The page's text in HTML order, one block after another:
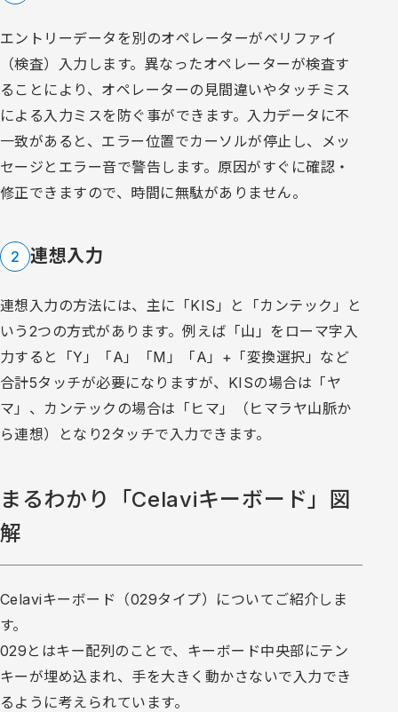
エントリーデータを別のオペレーターがベリファイ
（検査）入力します。異なったオペレーターが検査す
ることにより、オペレーターの見間違いやタッチミス
による入力ミスを防ぐ事ができます。入力データに不
一致があると、エラー位置でカーソルが停止し、メッ
セージとエラー音で警告します。原因がすぐに確認・
修正できますので、時間に無駄がありません。
2 連想入力
連想入力の方法には、主に「KIS」と「カンテック」と
いう2つの方式があります。例えば「山」をローマ字入
力すると「Y」「A」「M」「A」+「変換選択」など
合計5タッチが必要になりますが、KISの場合は「ヤ
マ」、カンテックの場合は「ヒマ」（ヒマラヤ山脈か
ら連想）となり2タッチで入力できます。
まるわかり「Celaviキーボード」図
解
Celaviキーボード（029タイプ）についてご紹介しま
す。
029とはキー配列のことで、キーボード中央部にテン
キーが埋め込まれ、手を大きく動かさないで入力でき
るように考えられています。